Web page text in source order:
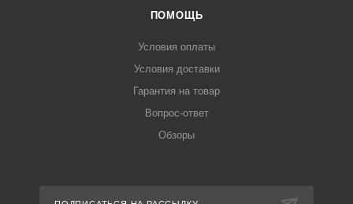
ПОМОЩЬ
Условия оплаты
Условия доставки
Гарантия на товар
Вопрос-ответ
Обзоры